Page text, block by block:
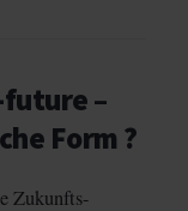
–
Form ?
Zukunfts-